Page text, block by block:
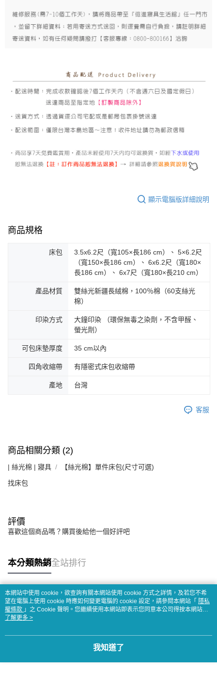
顯示電腦版詳細說明
商品規格
床包
3.5x6.2尺（寬105×長186 cm）、 5×6.2尺
（寬150×長186 cm）、 6x6.2尺（寬180×
長186 cm）、 6x7尺（寬180×長210 cm）
產品材質
雙絲光新疆長絨棉，100％棉（60支絲光
棉）
印染方式
大鐘印染 （環保無毒之染劑，不含甲醛、
螢光劑）
可包床墊厚度 35 cm以內
四角收縮帶 有隱密式床包收縮帶
產地 台灣
客服
商品相關分類 (2)
| 絲光棉 | 寢具 【絲光棉】單件床包(尺寸可選)
找床包
評價
喜歡這個商品嗎？購買後給他一個好評吧
本分類熱銷全站排行
熱門標籤
本網站中使用 cookie，欲查詢有關本網站使用 cookie 方式之詳情，及若您不希
望在電腦上使用 cookie 時應如何變更電腦的 cookie 設定，請參閱本網站「 隱私
權條款 」之 Cookie 聲明。您繼續使用本網站即表示您同意本公司得按本網站使
用條款之 Cookie 聲明使用 cookie。
了解更多 >
我知道了